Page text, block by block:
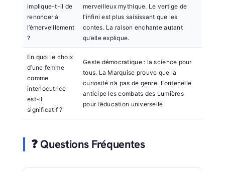
implique-t-il de
renoncer à
l’émerveillement
?
merveilleux mythique. Le vertige de
l’infini est plus saisissant que les
contes. La raison enchante autant
qu’elle explique.
En quoi le choix
d’une femme
comme
interlocutrice
est-il
significatif ?
Geste démocratique : la science pour
tous. La Marquise prouve que la
curiosité n’a pas de genre. Fontenelle
anticipe les combats des Lumières
pour l’éducation universelle.
❓ Questions Fréquentes